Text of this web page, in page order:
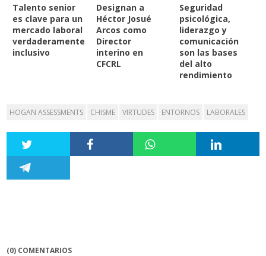
Talento senior
es clave para un
mercado laboral
verdaderamente
inclusivo
Designan a
Héctor Josué
Arcos como
Director
interino en
CFCRL
Seguridad
psicológica,
liderazgo y
comunicación
son las bases
del alto
rendimiento
HOGAN ASSESSMENTS CHISME VIRTUDES ENTORNOS LABORALES
(0) COMENTARIOS